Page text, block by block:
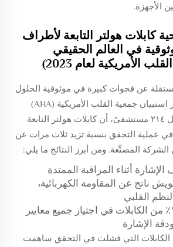
الأجهزة.
كابلات هولتر التابعة لأطراف
في العالم الحقيقي
الأمريكية لعام 2023)
عن فجوات كبيرة في موثوقية الحلول
غير الأصلية. وقد أظهر استبيان جمعية القلب الأمريكية (AHA)
لعام 2023، الذي شمل ٢١٤ مستشفىً، أن كابلات هولتر التابعة
عملية التحقق بنسبة تزيد ثلاث مرات عن
الشركة المصنِّعة. ومن أبرز النتائج ما يلي:
ناتج عن المقاومة الكهربائية،
القلبي
وقد نجحت فقط ١٥٪ من الكابلات في اجتياز جميع معايير
الإشارة
الكابلات التي فشلت في التحقق ساهمت